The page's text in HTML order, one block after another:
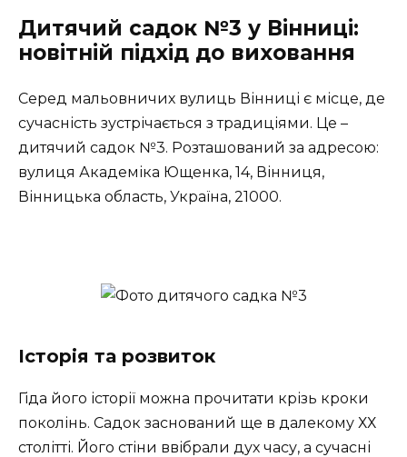
Дитячий садок №3 у Вінниці:
новітній підхід до виховання
Серед мальовничих вулиць Вінниці є місце, де
сучасність зустрічається з традиціями. Це –
дитячий садок №3. Розташований за адресою:
вулиця Академіка Ющенка, 14, Вінниця,
Вінницька область, Україна, 21000.
Історія та розвиток
Гіда його історії можна прочитати крізь кроки
поколінь. Садок заснований ще в далекому ХХ
столітті. Його стіни ввібрали дух часу, а сучасні